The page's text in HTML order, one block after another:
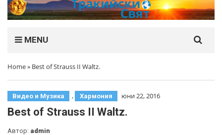
MENU
Home» Best of Strauss II Waltz.
Видео и Музика , Хармония юни 22, 2016
Best of Strauss II Waltz.
Автор: admin